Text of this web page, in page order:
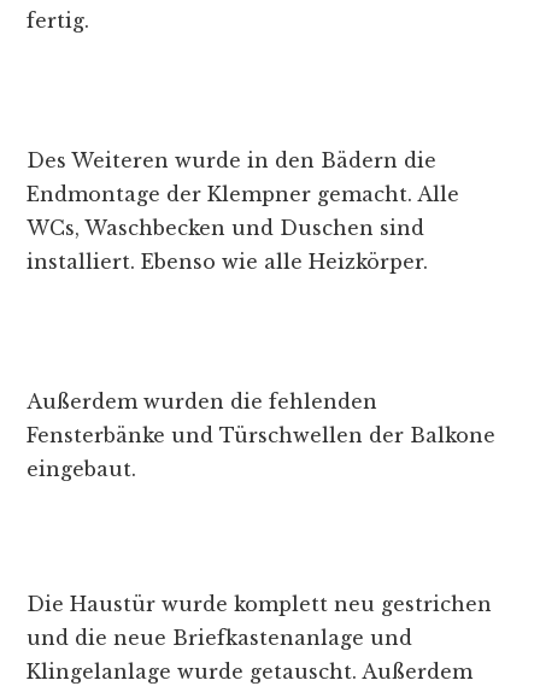
fertig.
Des Weiteren wurde in den Bädern die
Endmontage der Klempner gemacht. Alle
WCs, Waschbecken und Duschen sind
installiert. Ebenso wie alle Heizkörper.
Außerdem wurden die fehlenden
Fensterbänke und Türschwellen der Balkone
eingebaut.
Die Haustür wurde komplett neu gestrichen
und die neue Briefkastenanlage und
Klingelanlage wurde getauscht. Außerdem